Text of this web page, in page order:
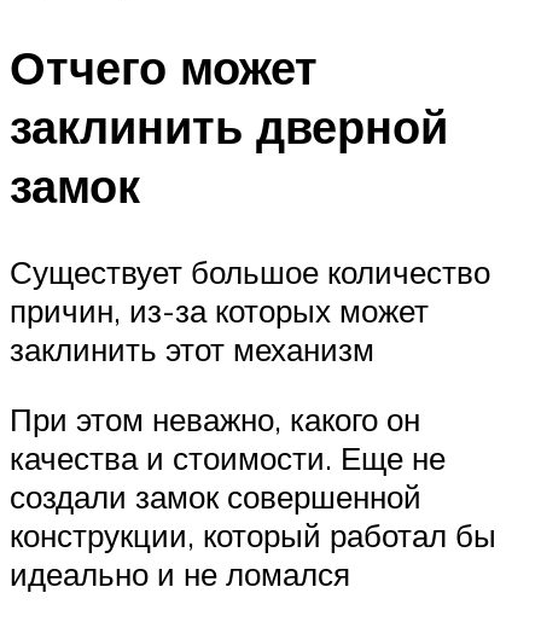
Отчего может
заклинить дверной
замок
Существует большое количество
причин, из-за которых может
заклинить этот механизм
При этом неважно, какого он
качества и стоимости. Еще не
создали замок совершенной
конструкции, который работал бы
идеально и не ломался